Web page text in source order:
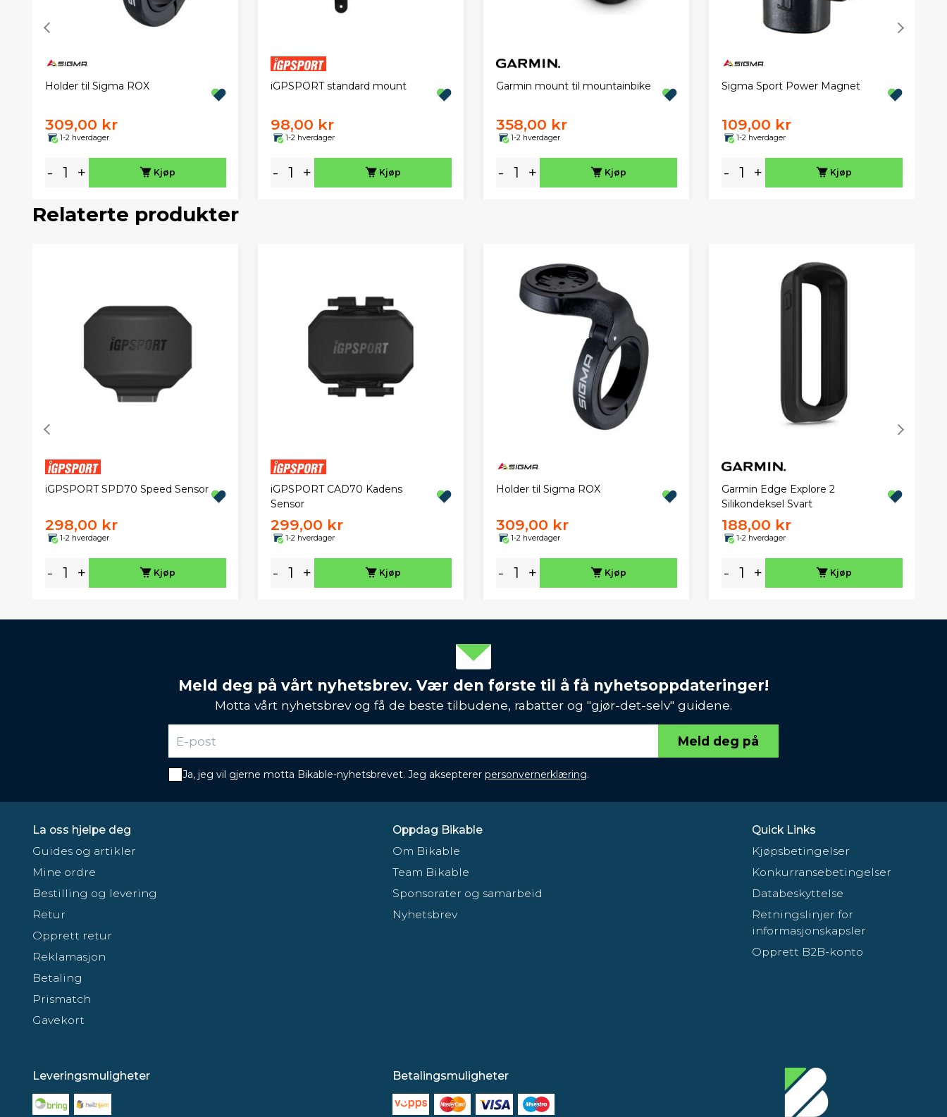
Holder til Sigma ROX
309,00 kr
1-2 hverdager
- + Kjøp
iGPSPORT standard mount
98,00 kr
1-2 hverdager
- + Kjøp
Garmin mount til mountainbike
358,00 kr
1-2 hverdager
- + Kjøp
Sigma Sport Power Magnet
109,00 kr
1-2 hverdager
- + Kjøp
Relaterte produkter
iGPSPORT SPD70 Speed Sensor
298,00 kr
1-2 hverdager
- + Kjøp
iGPSPORT CAD70 Kadens
Sensor
299,00 kr
1-2 hverdager
- + Kjøp
Holder til Sigma ROX
309,00 kr
1-2 hverdager
- + Kjøp
Garmin Edge Explore 2
Silikondeksel Svart
188,00 kr
1-2 hverdager
- + Kjøp
Meld deg på vårt nyhetsbrev. Vær den første til å få nyhetsoppdateringer!
Motta vårt nyhetsbrev og få de beste tilbudene, rabatter og "gjør-det-selv" guidene.
Meld deg på
Ja, jeg vil gjerne motta Bikable-nyhetsbrevet. Jeg aksepterer personvernerklæring.
La oss hjelpe deg
Guides og artikler
Mine ordre
Bestilling og levering
Retur
Opprett retur
Reklamasjon
Betaling
Prismatch
Gavekort
Oppdag Bikable
Om Bikable
Team Bikable
Sponsorater og samarbeid
Nyhetsbrev
Quick Links
Kjøpsbetingelser
Konkurransebetingelser
Databeskyttelse
Retningslinjer for
informasjonskapsler
Opprett B2B-konto
Leveringsmuligheter Betalingsmuligheter